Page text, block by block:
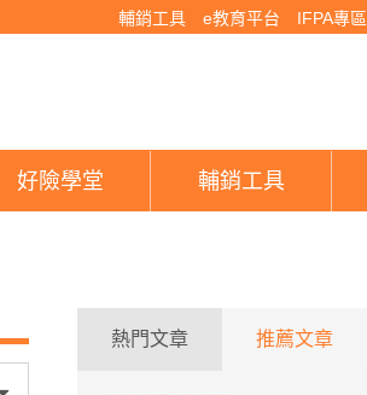
輔銷工具 e教育平台 IFPA專區
好險學堂 輔銷工具
熱門文章 推薦文章